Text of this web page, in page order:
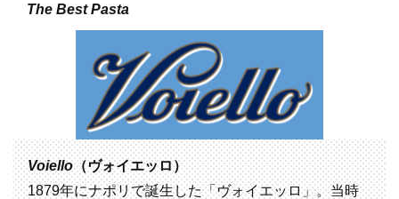
The Best Pasta
Voiello（ヴォイエッロ）
1879年にナポリで誕生した「ヴォイエッロ」。当時